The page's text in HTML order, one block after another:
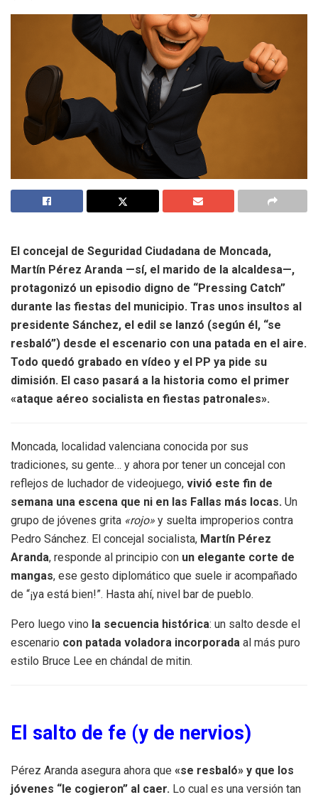
El concejal de Seguridad Ciudadana de Moncada,
Martín Pérez Aranda —sí, el marido de la alcaldesa—,
protagonizó un episodio digno de “Pressing Catch”
durante las fiestas del municipio. Tras unos insultos al
presidente Sánchez, el edil se lanzó (según él, “se
resbaló”) desde el escenario con una patada en el aire.
Todo quedó grabado en vídeo y el PP ya pide su
dimisión. El caso pasará a la historia como el primer
«ataque aéreo socialista en fiestas patronales».
Moncada, localidad valenciana conocida por sus
tradiciones, su gente… y ahora por tener un concejal con
reflejos de luchador de videojuego, vivió este fin de
semana una escena que ni en las Fallas más locas. Un
grupo de jóvenes grita «rojo» y suelta improperios contra
Pedro Sánchez. El concejal socialista, Martín Pérez
Aranda, responde al principio con un elegante corte de
mangas, ese gesto diplomático que suele ir acompañado
de “¡ya está bien!”. Hasta ahí, nivel bar de pueblo.
Pero luego vino la secuencia histórica: un salto desde el
escenario con patada voladora incorporada al más puro
estilo Bruce Lee en chándal de mitin.
El salto de fe (y de nervios)
Pérez Aranda asegura ahora que «se resbaló» y que los
jóvenes “le cogieron” al caer. Lo cual es una versión tan